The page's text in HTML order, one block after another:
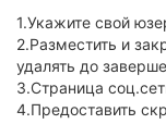
1.Укажите свой
2.Разместить и
удалять до
3.Страница
4.Предоставить